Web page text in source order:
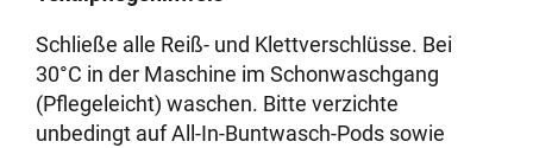
Schließe alle Reiß- und Klettverschlüsse. Bei
30°C in der Maschine im Schonwaschgang
(Pflegeleicht) waschen. Bitte verzichte
unbedingt auf All-In-Buntwasch-Pods sowie